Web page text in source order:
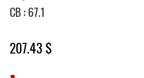
CB : 67.1
207.43 $